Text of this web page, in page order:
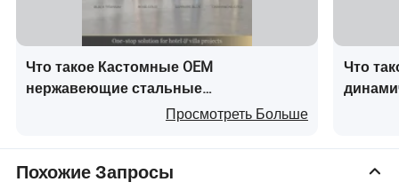
Что такое Кастомные OEM
нержавеющие стальные
металлические ножки для мебели и
диванов и шкафов для отелей, вилл и
кафе
Просмотреть Больше
Что
Похожие Запросы